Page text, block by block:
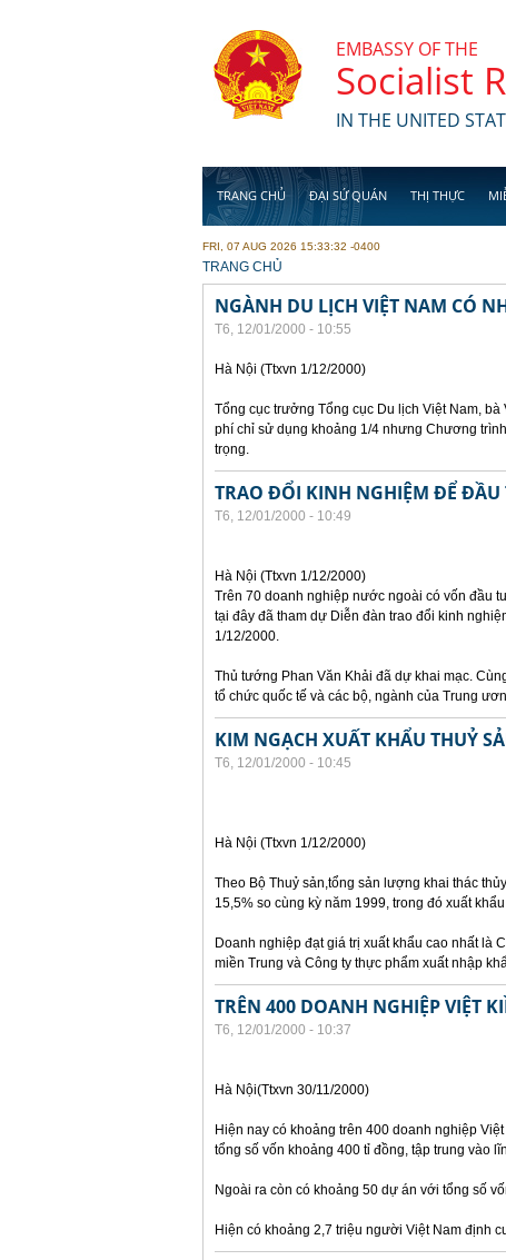
EMBASSY OF THE
Socialist
IN THE UNITED
TRANG CHỦ ĐẠI SỨ QUÁN THỊ THỰC
FRI, 07 AUG 2026 15:33:32 -0400
YOU ARE HERE
TRANG CHỦ
NGÀNH DU LỊCH VIỆT NAM CÓ
T6, 12/01/2000 - 10:55
Hà Nội (Ttxvn 1/12/2000)
Tổng cục trưởng Tổng cục Du lịch Việt Nam,
phí chỉ sử dụng khoảng 1/4 nhưng Chương
trọng.
TRAO ĐỔI KINH NGHIỆM ĐỂ ĐẦU
T6, 12/01/2000 - 10:49
Hà Nội (Ttxvn 1/12/2000)
Trên 70 doanh nghiệp nước ngoài có vốn đầu
tại đây đã tham dự Diễn đàn trao đổi kinh
1/12/2000.
Thủ tướng Phan Văn Khải đã dự khai mạc.
tổ chức quốc tế và các bộ, ngành của Trung
KIM NGẠCH XUẤT KHẨU THUỶ
T6, 12/01/2000 - 10:45
Hà Nội (Ttxvn 1/12/2000)
Theo Bộ Thuỷ sản,tổng sản lượng khai thác
15,5% so cùng kỳ năm 1999, trong đó xuất
Doanh nghiệp đạt giá trị xuất khẩu cao nhất là
miền Trung và Công ty thực phẩm xuất nhập
TRÊN 400 DOANH NGHIỆP VIỆT
T6, 12/01/2000 - 10:37
Hà Nội(Ttxvn 30/11/2000)
Hiện nay có khoảng trên 400 doanh nghiệp
tổng số vốn khoảng 400 tỉ đồng, tập trung vào
Ngoài ra còn có khoảng 50 dự án với tổng số
Hiện có khoảng 2,7 triệu người Việt Nam định